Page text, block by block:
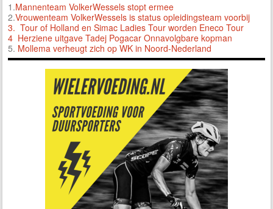
1.Mannenteam VolkerWessels stopt ermee
2.Vrouwenteam VolkerWessels is status opleidingsteam voorbij
3. Tour of Holland en Simac Ladies Tour worden Eneco Tour
4 Herziene uitgave Tadej Pogacar Onnavolgbare kopman
5. Mollema verheugt zich op WK in Noord-Nederland